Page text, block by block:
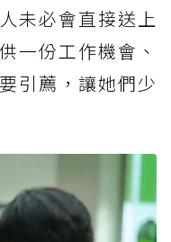
未必會直接送上
一份工作機會、
引薦，讓她們少